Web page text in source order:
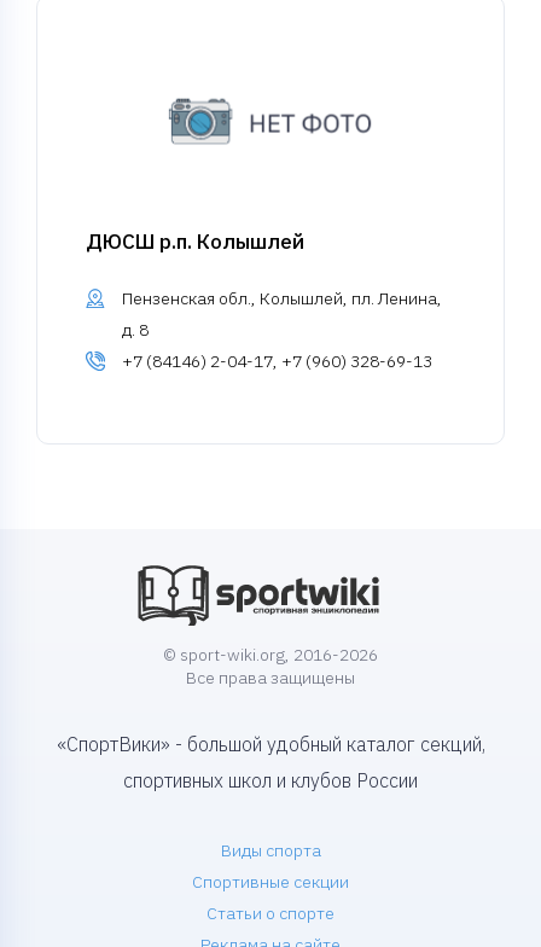
ДЮСШ р.п. Колышлей
Пензенская обл., Колышлей, пл. Ленина,
д. 8
+7 (84146) 2-04-17, +7 (960) 328-69-13
© sport-wiki.org, 2016-2026
Все права защищены
«СпортВики» - большой удобный каталог секций,
спортивных школ и клубов России
Виды спорта
Спортивные секции
Статьи о спорте